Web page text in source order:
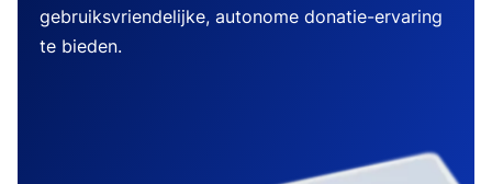
gebruiksvriendelijke, autonome donatie-ervaring
te bieden.